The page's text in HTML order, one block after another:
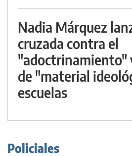
Nadia Márquez
cruzada contra el
"adoctrinamiento"
de "material
escuelas
Policiales